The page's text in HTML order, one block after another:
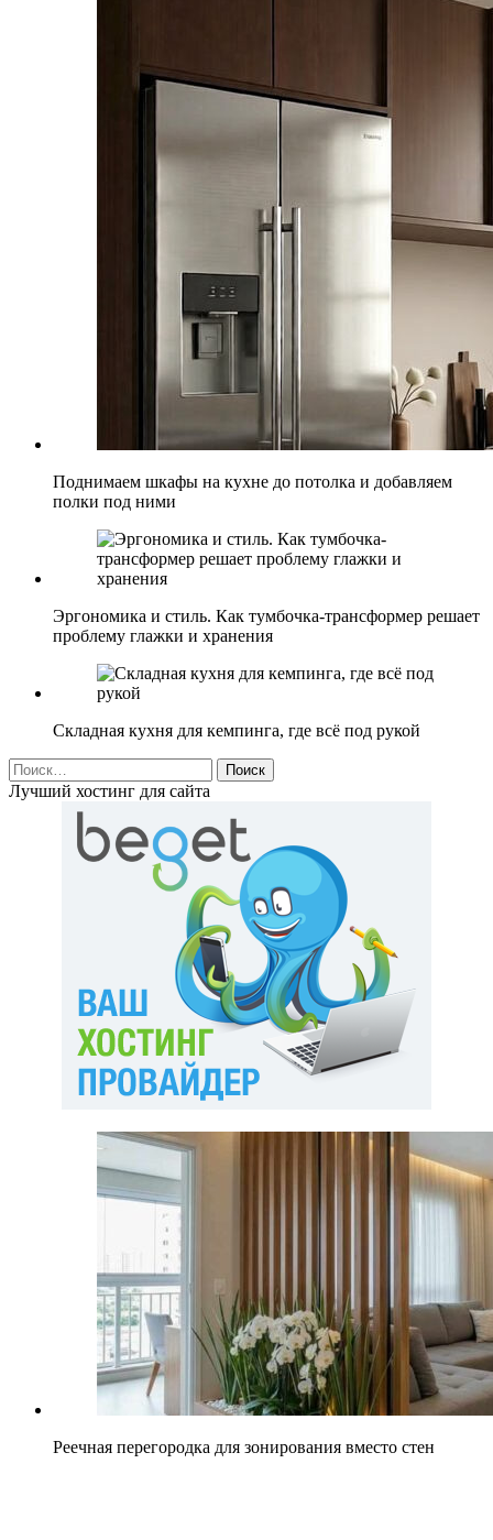
Поднимаем шкафы на кухне до потолка и добавляем
полки под ними
Эргономика и стиль. Как тумбочка-трансформер решает
проблему глажки и хранения
Складная кухня для кемпинга, где всё под рукой
Найти:
Лучший хостинг для сайта
Реечная перегородка для зонирования вместо стен